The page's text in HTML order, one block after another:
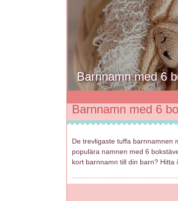
Barnnamn med 6
Barnnamn med 6
De trevligaste tuffa barnnamnen
populära namnen med 6
kort barnnamn till din barn?